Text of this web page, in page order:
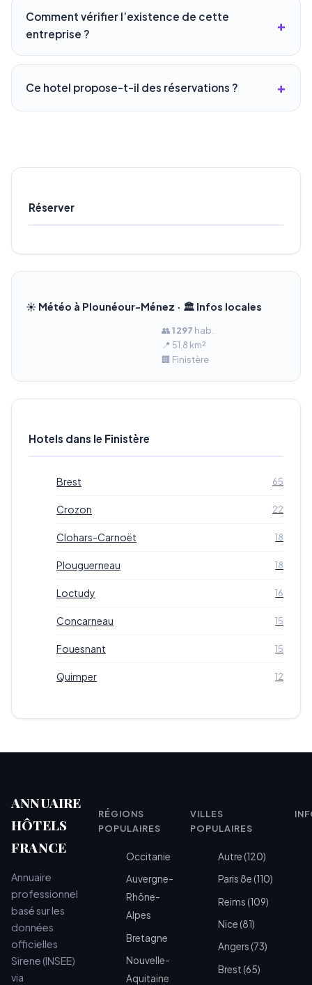
Comment vérifier l’existence de cette
entreprise ?
Ce hotel propose-t-il des réservations ?
Réserver
☀️ Météo à Plounéour-Ménez · 🏛️ Infos locales
👥1 297 hab.
📍 51.8 km²
🏢 Finistère
Hotels dans le Finistère
Brest 65
Crozon 22
Clohars-Carnoët 18
Plouguerneau 18
Loctudy 16
Concarneau 15
Fouesnant 15
Quimper 12
ANNUAIRE
HÔTELS
FRANCE
Annuaire
professionnel
basé sur les
données
officielles
Sirene (INSEE)
via
RÉGIONS
POPULAIRES
Occitanie
Auvergne-
Rhône-
Alpes
Bretagne
Nouvelle-
Aquitaine
VILLES
POPULAIRES
Autre (120)
Paris 8e (110)
Reims (109)
Nice (81)
Angers (73)
Brest (65)